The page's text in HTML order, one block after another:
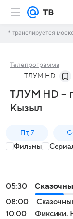
* транслируется
Телепрограмма
ТЛУМ HD
ТЛУМ HD –
Кызыл
Пт, 7
Фильмы
05:30
08:00
10:00
Фиксики.